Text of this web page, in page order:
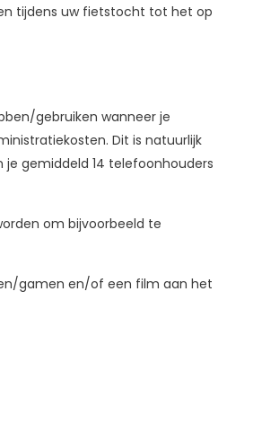
tijdens uw fietstocht tot het op
gebruiken wanneer je
Dit is natuurlijk
gemiddeld 14 telefoonhouders
om bijvoorbeeld te
gamen en/of een film aan het